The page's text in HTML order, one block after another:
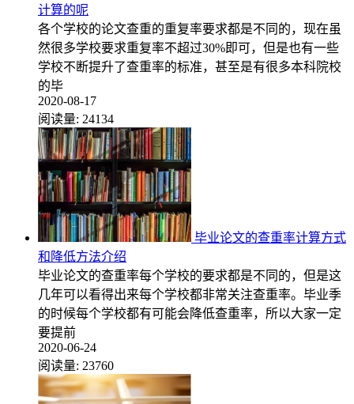
计算的呢
各个学校的论文查重的重复率要求都是不同的，现在虽
然很多学校要求重复率不超过30%即可，但是也有一些
学校不断提升了查重率的标准，甚至是有很多本科院校
的毕
2020-08-17
阅读量: 24134
毕业论文的查重率计算方式
和降低方法介绍
毕业论文的查重率每个学校的要求都是不同的，但是这
几年可以看得出来每个学校都非常关注查重率。毕业季
的时候每个学校都有可能会降低查重率，所以大家一定
要提前
2020-06-24
阅读量: 23760